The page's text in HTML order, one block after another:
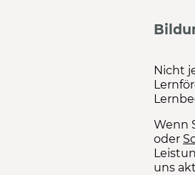
Nicht
Wenn
oder
uns